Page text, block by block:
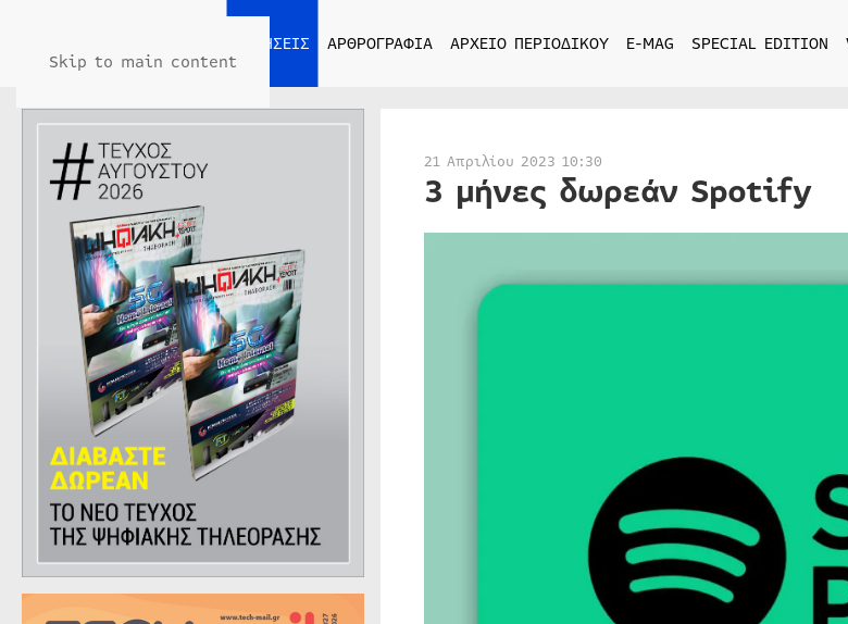
Skip to main content
ΕΙΔΗΣΕΙΣ ΑΡΘΡΟΓΡΑΦΙΑ ΑΡΧΕΙΟ ΠΕΡΙΟΔΙΚΟΥ E-MAG SPECIAL EDITION
21 Απριλίου 2023 10:30
3 μήνες δωρεάν Spotify